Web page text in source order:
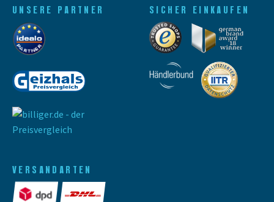
VERSANDARTEN
UNSERE PARTNER SICHER EINKAUFEN